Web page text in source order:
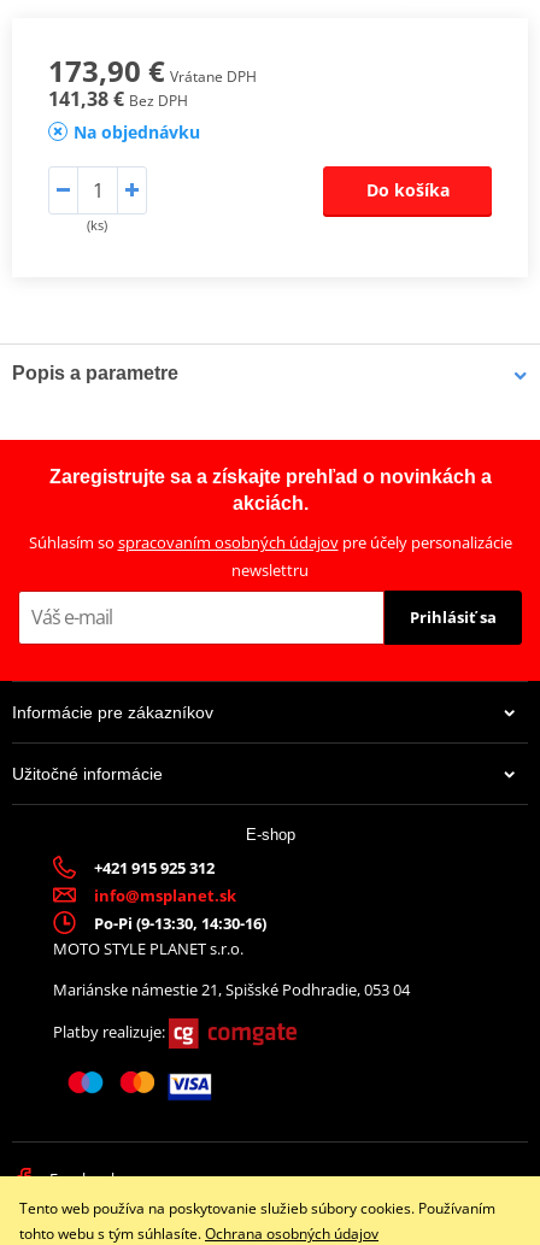
173,90 € Vrátane DPH
141,38 € Bez DPH
Na objednávku
(ks)
Do košíka
Popis a parametre
Kompletní sada standardních třecích i ocelových unášecích lamel
pro offroad (motocross, enduro a ATV), včetně zesílených
Zaregistrujte sa a získajte prehľad o novinkách a
akciách.
Súhlasím so spracovaním osobných údajovpre účely personalizácie
newslettru
Prihlásiť sa
Informácie pre zákazníkov
Užitočné informácie
E-shop
+421 915 925 312
info@msplanet.sk
Po-Pi (9-13:30, 14:30-16)
MOTO STYLE PLANET s.r.o.
Mariánske námestie 21, Spišské Podhradie, 053 04
Platby realizuje:
Facebook
Copyright © 2026 www.namotorku.sk
Tento web používa na poskytovanie služieb súbory cookies. Používaním
tohto webu s tým súhlasíte.Ochrana osobných údajov